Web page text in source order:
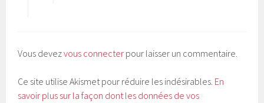
Vous devezvous connecter pour laisser un commentaire.
Ce site utilise Akismet pour réduire les indésirables. En
savoir plus sur la façon dont les données de vos